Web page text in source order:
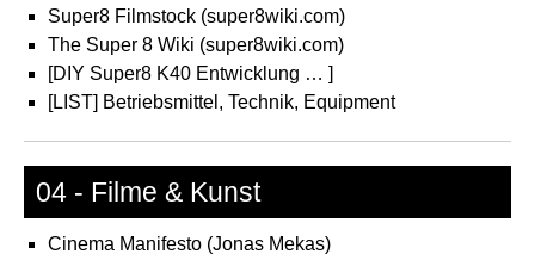
Super8 Filmstock (super8wiki.com)
The Super 8 Wiki (super8wiki.com)
[DIY Super8 K40 Entwicklung … ]
[LIST] Betriebsmittel, Technik, Equipment
04 - Filme & Kunst
Cinema Manifesto (Jonas Mekas)